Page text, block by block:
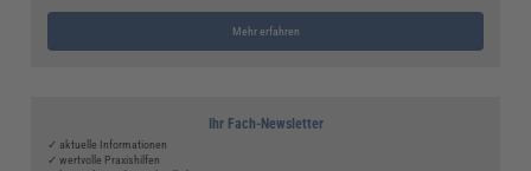
Mehr erfahren
Ihr Fach-Newsletter
✓ aktuelle Informationen
✓ wertvolle Praxishilfen